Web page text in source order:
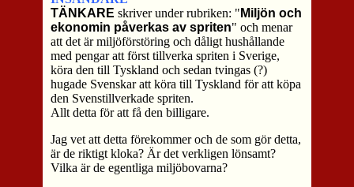
TÄNKARE skriver under rubriken: " Miljön och
ekonomin påverkas av spriten" och menar
att det är miljöförstöring och dåligt hushållande
med pengar att först tillverka spriten i Sverige,
köra den till Tyskland och sedan tvingas (?)
hugade Svenskar att köra till Tyskland för att köpa
den Svenstillverkade spriten.
Allt detta för att få den billigare.
Jag vet att detta förekommer och de som gör detta,
är de riktigt kloka? Är det verkligen lönsamt?
Vilka är de egentliga miljöbovarna?